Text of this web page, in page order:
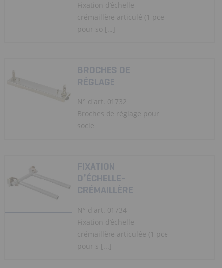
Fixation d’échelle-
crémaillère articulé (1 pce
pour so [...]
BROCHES DE
RÉGLAGE
N° d'art. 01732
Broches de réglage pour
socle
FIXATION
D’ÉCHELLE-
CRÉMAILLÈRE
N° d'art. 01734
Fixation d’échelle-
crémaillère articulée (1 pce
pour s [...]